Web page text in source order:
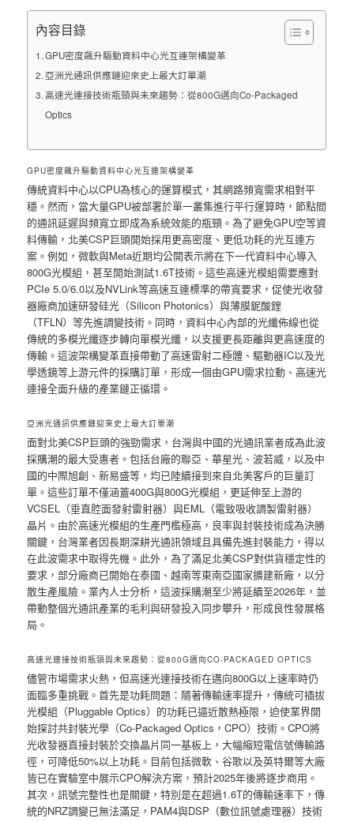
內容目錄
GPU密度飆升驅動資料中心光互連架構變革
亞洲光通訊供應鏈迎來史上最大訂單潮
高速光連接技術瓶頸與未來趨勢：從800G邁向Co-Packaged
Optics
GPU密度飆升驅動資料中心光互連架構變革
傳統資料中心以CPU為核心的運算模式，其網路頻寬需求相對平
穩。然而，當大量GPU被部署於單一叢集進行平行運算時，節點間
的通訊延遲與頻寬立即成為系統效能的瓶頸。為了避免GPU空等資
料傳輸，北美CSP巨頭開始採用更高密度、更低功耗的光互連方
案。例如，微軟與Meta近期均公開表示將在下一代資料中心導入
800G光模組，甚至開始測試1.6T技術。這些高速光模組需要應對
PCIe 5.0/6.0以及NVLink等高速互連標準的帶寬要求，促使光收發
器廠商加速研發硅光（Silicon Photonics）與薄膜鈮酸鋰
（TFLN）等先進調變技術。同時，資料中心內部的光纖佈線也從
傳統的多模光纖逐步轉向單模光纖，以支援更長距離與更高速度的
傳輸。這波架構變革直接帶動了高速雷射二極體、驅動器IC以及光
學透鏡等上游元件的採購訂單，形成一個由GPU需求拉動、高速光
連接全面升級的產業鏈正循環。
亞洲光通訊供應鏈迎來史上最大訂單潮
面對北美CSP巨頭的強勁需求，台灣與中國的光通訊業者成為此波
採購潮的最大受惠者。包括台廠的聯亞、華星光、波若威，以及中
國的中際旭創、新易盛等，均已陸續接到來自北美客戶的巨量訂
單。這些訂單不僅涵蓋400G與800G光模組，更延伸至上游的
VCSEL（垂直腔面發射雷射器）與EML（電致吸收調製雷射器）
晶片。由於高速光模組的生產門檻極高，良率與封裝技術成為決勝
關鍵，台灣業者因長期深耕光通訊領域且具備先進封裝能力，得以
在此波需求中取得先機。此外，為了滿足北美CSP對供貨穩定性的
要求，部分廠商已開始在泰國、越南等東南亞國家擴建新廠，以分
散生產風險。業內人士分析，這波採購潮至少將延續至2026年，並
帶動整個光通訊產業的毛利與研發投入同步攀升，形成良性發展格
局。
高速光連接技術瓶頸與未來趨勢：從800G邁向CO-PACKAGED OPTICS
儘管市場需求火熱，但高速光連接技術在邁向800G以上速率時仍
面臨多重挑戰。首先是功耗問題：隨著傳輸速率提升，傳統可插拔
光模組（Pluggable Optics）的功耗已逼近散熱極限，迫使業界開
始探討共封裝光學（Co-Packaged Optics，CPO）技術。CPO將
光收發器直接封裝於交換晶片同一基板上，大幅縮短電信號傳輸路
徑，可降低50%以上功耗。目前包括微軟、谷歌以及英特爾等大廠
皆已在實驗室中展示CPO解決方案，預計2025年後將逐步商用。
其次，訊號完整性也是關鍵，特別是在超過1.6T的傳輸速率下，傳
統的NRZ調變已無法滿足，PAM4與DSP（數位訊號處理器）技術